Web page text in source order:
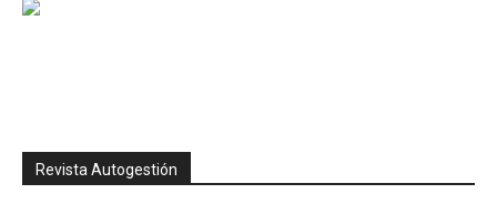
Revista Autogestión